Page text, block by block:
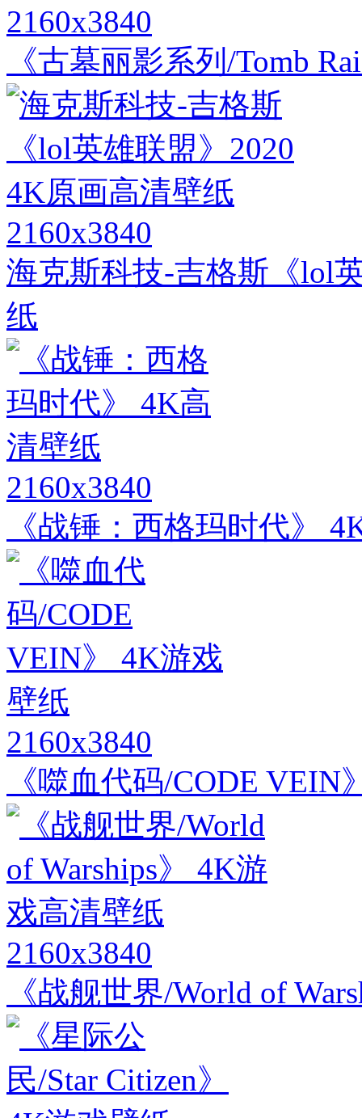
2160x3840
《古墓丽影系列/Tomb
2160x3840
海克斯科技-吉格斯《lol
纸
2160x3840
《战锤：西格玛时代》
2160x3840
《噬血代码/CODE VEIN
2160x3840
《战舰世界/World of